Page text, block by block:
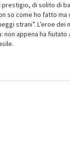
di solito di
so come ho fatto
strani”. L’eroe
appena ha fiutato